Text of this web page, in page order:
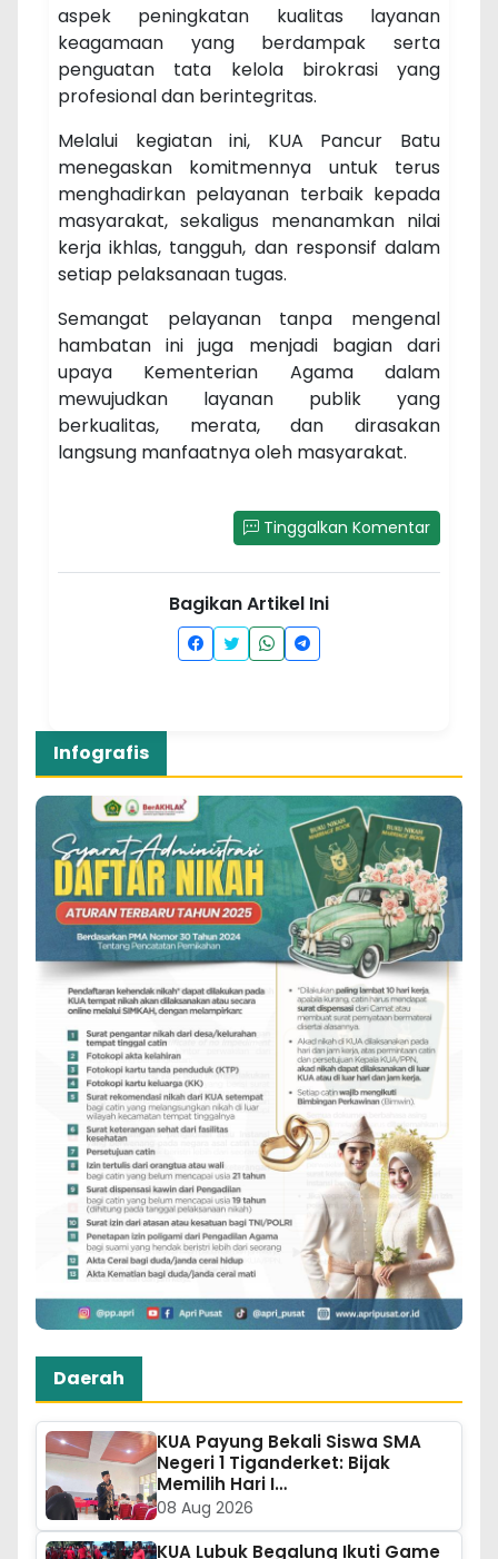
aspek peningkatan kualitas layanan
keagamaan yang berdampak serta
penguatan tata kelola birokrasi yang
profesional dan berintegritas.
Melalui kegiatan ini, KUA Pancur Batu
menegaskan komitmennya untuk terus
menghadirkan pelayanan terbaik kepada
masyarakat, sekaligus menanamkan nilai
kerja ikhlas, tangguh, dan responsif dalam
setiap pelaksanaan tugas.
Semangat pelayanan tanpa mengenal
hambatan ini juga menjadi bagian dari
upaya Kementerian Agama dalam
mewujudkan layanan publik yang
berkualitas, merata, dan dirasakan
langsung manfaatnya oleh masyarakat.
Tinggalkan Komentar
Bagikan Artikel Ini
Infografis
Daerah
KUA Payung Bekali Siswa SMA
Negeri 1 Tiganderket: Bijak
Memilih Hari I…
08 Aug 2026
KUA Lubuk Begalung Ikuti Game